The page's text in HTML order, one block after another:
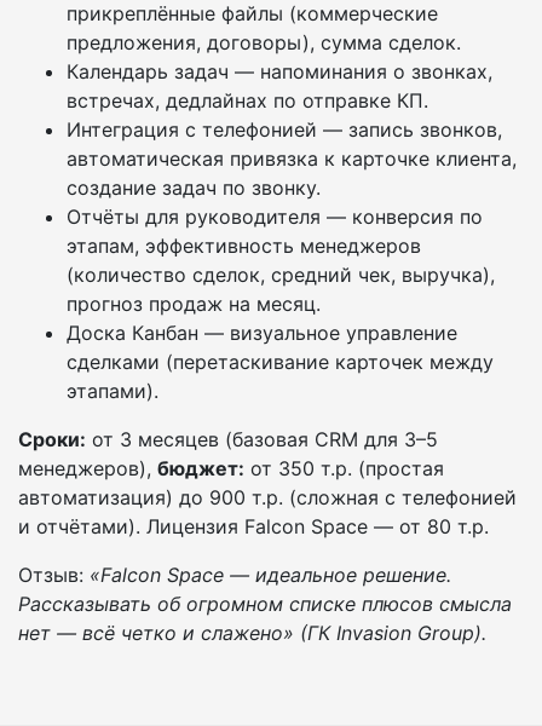
прикреплённые файлы (коммерческие
предложения, договоры), сумма сделок.
Календарь задач — напоминания о звонках,
встречах, дедлайнах по отправке КП.
Интеграция с телефонией — запись звонков,
автоматическая привязка к карточке клиента,
создание задач по звонку.
Отчёты для руководителя — конверсия по
этапам, эффективность менеджеров
(количество сделок, средний чек, выручка),
прогноз продаж на месяц.
Доска Канбан — визуальное управление
сделками (перетаскивание карточек между
этапами).
Сроки: от 3 месяцев (базовая CRM для 3–5
менеджеров), бюджет: от 350 т.р. (простая
автоматизация) до 900 т.р. (сложная с телефонией
и отчётами). Лицензия Falcon Space — от 80 т.р.
Отзыв: «Falcon Space — идеальное решение.
Рассказывать об огромном списке плюсов смысла
нет — всё четко и слажено» (ГК Invasion Group).